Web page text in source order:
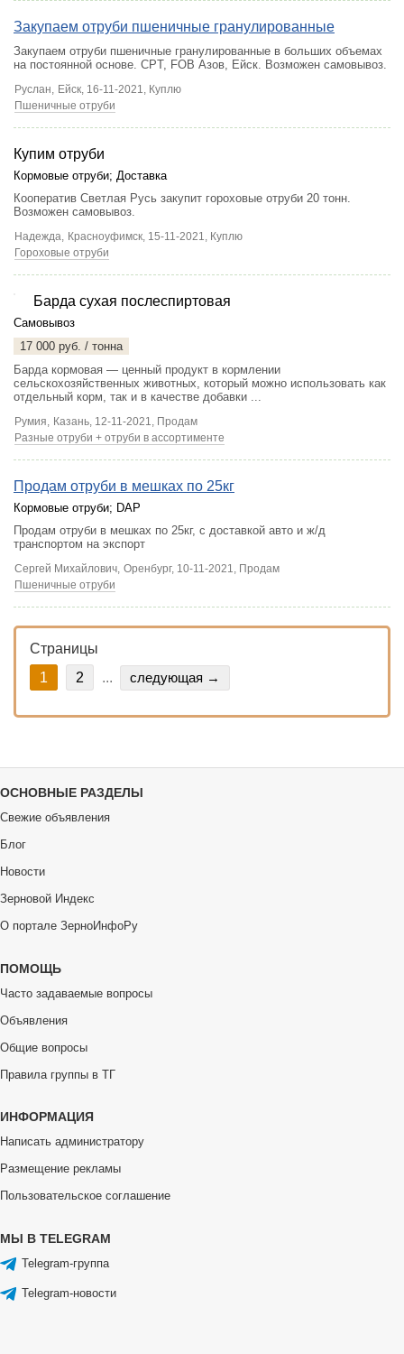
Закупаем отруби пшеничные гранулированные
Закупаем отруби пшеничные гранулированные в больших объемах
на постоянной основе. CPT, FOB Азов, Ейск. Возможен самовывоз.
Руслан, Ейск, 16-11-2021, Куплю
Пшеничные отруби
Купим отруби
Кормовые отруби; Доставка
Кооператив Светлая Русь закупит гороховые отруби 20 тонн.
Возможен самовывоз.
Надежда, Красноуфимск, 15-11-2021, Куплю
Гороховые отруби
Барда сухая послеспиртовая
Самовывоз
17 000 руб. / тонна
Барда кормовая — ценный продукт в кормлении
сельскохозяйственных животных, который можно использовать как
отдельный корм, так и в качестве добавки ...
Румия, Казань, 12-11-2021, Продам
Разные отруби + отруби в ассортименте
Продам отруби в мешках по 25кг
Кормовые отруби; DAP
Продам отруби в мешках по 25кг, с доставкой авто и ж/д
транспортом на экспорт
Сергей Михайлович, Оренбург, 10-11-2021, Продам
Пшеничные отруби
Страницы
1
2 ... следующая →
ОСНОВНЫЕ РАЗДЕЛЫ
Свежие объявления
Блог
Новости
Зерновой Индекс
О портале ЗерноИнфоРу
ПОМОЩЬ
Часто задаваемые вопросы
Объявления
Общие вопросы
Правила группы в ТГ
ИНФОРМАЦИЯ
Написать администратору
Размещение рекламы
Пользовательское соглашение
МЫ В TELEGRAM
Telegram-группа
Telegram-новости